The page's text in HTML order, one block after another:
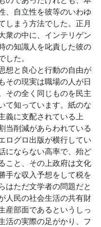
、自立性を彼等のいわゆ
しまう方法でした。正月
衆の中に、インテリゲン
の知識人を叱責した彼の
た。
想と良心と行動の自由が
その現実は職場の人が日
その全く同じものを民主
て知っています。紙のな
義に支配されている上
当削減があらわれている
ログロ出版が横行してい
にならない高率で、殆ど
こと、その上政府は文化
手な収入予想をして税を
はただ文学者の問題だと
人民の社会生活の共有財
産部面であるというしっ
活の実際の足がかり、フ